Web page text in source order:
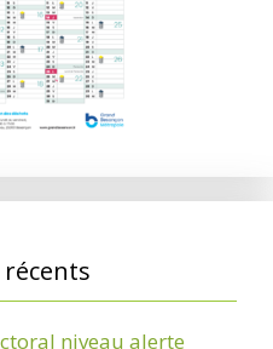
niveau alerte